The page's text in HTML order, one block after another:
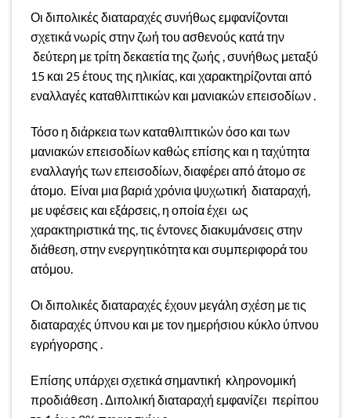
Οι διπολικές διαταραχές συνήθως εμφανίζονται
σχετικά νωρίς στην ζωή του ασθενούς κατά την
δεύτερη με τρίτη δεκαετία της ζωής , συνήθως μεταξύ
15 και 25 έτους της ηλικίας, και χαρακτηρίζονται από
εναλλαγές καταθλιπτικών και μανιακών επεισοδίων .
Τόσο η διάρκεια των καταθλιπτικών όσο και των
μανιακών επεισοδίων καθώς επίσης και η ταχύτητα
εναλλαγής των επεισοδίων, διαφέρει από άτομο σε
άτομο. Είναι μια βαριά χρόνια ψυχωτική διαταραχή,
με υφέσεις και εξάρσεις, η οποία έχει ως
χαρακτηριστικά της, τις έντονες διακυμάνσεις στην
διάθεση, στην ενεργητικότητα και συμπεριφορά του
ατόμου.
Οι διπολικές διαταραχές έχουν μεγάλη σχέση με τις
διαταραχές ύπνου και με τον ημερήσιου κύκλο ύπνου
εγρήγορσης .
Επίσης υπάρχει σχετικά σημαντική κληρονομική
προδιάθεση . Διπολική διαταραχή εμφανίζει περίπου